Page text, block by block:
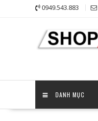
0949.543.883
DANH MỤC